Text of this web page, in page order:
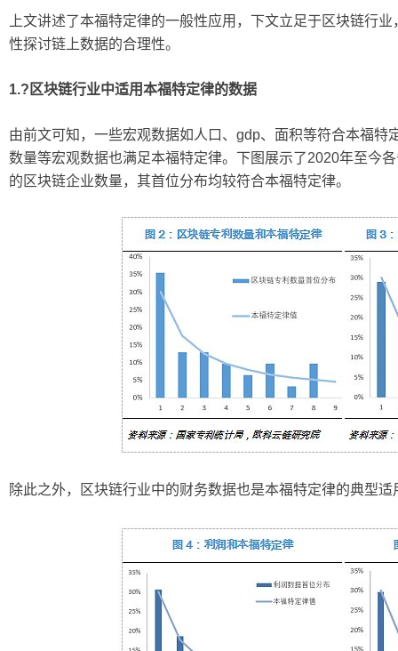
上文讲述了本福特定律的一般性应用，下文立足于区块链行
性探讨链上数据的合理性。
1.? 区块链行业中适用本福特定律的数据
由前文可知，一些宏观数据如人口、gdp、面积等符合本福特
数量等宏观数据也满足本福特定律。下图展示了2020年至今
的区块链企业数量，其首位分布均较符合本福特定律。
除此之外，区块链行业中的财务数据也是本福特定律的典型